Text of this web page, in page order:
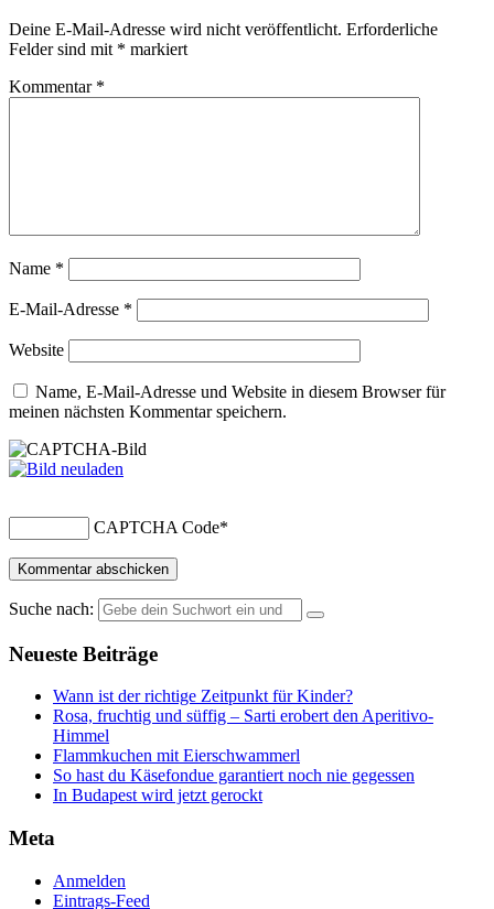
Deine E-Mail-Adresse wird nicht veröffentlicht. Erforderliche
Felder sind mit * markiert
Kommentar *
Name *
E-Mail-Adresse *
Website
Name, E-Mail-Adresse und Website in diesem Browser für
meinen nächsten Kommentar speichern.
CAPTCHA Code*
Suche nach:
Neueste Beiträge
Wann ist der richtige Zeitpunkt für Kinder?
Rosa, fruchtig und süffig – Sarti erobert den Aperitivo-
Himmel
Flammkuchen mit Eierschwammerl
So hast du Käsefondue garantiert noch nie gegessen
In Budapest wird jetzt gerockt
Meta
Anmelden
Eintrags-Feed